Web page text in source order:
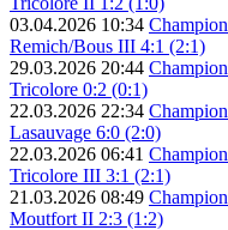
03.04.2026 10:34
Remich/Bous III 4:1 (2:1)
29.03.2026 20:44
Tricolore 0:2 (0:1)
22.03.2026 22:34
Lasauvage 6:0 (2:0)
22.03.2026 06:41
Tricolore III 3:1 (2:1)
21.03.2026 08:49
Moutfort II 2:3 (1:2)